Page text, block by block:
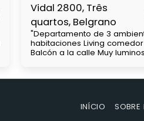
Vidal 2800, Três
quartos, Belgrano
"Departamento de 3
habitaciones Living comedor
Balcón a la calle Muy
transporte (subte línea D y
aproximadas de $130.000 Las
INÍCIO SOBRE